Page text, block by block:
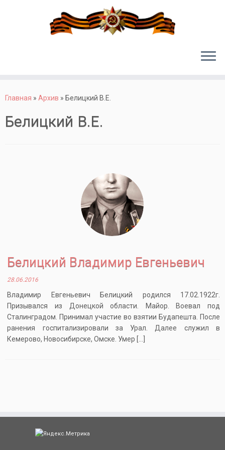
Главная » Архив » Белицкий В.Е.
Белицкий В.Е.
Белицкий Владимир Евгеньевич
28.06.2016
Владимир Евгеньевич Белицкий родился 17.02.1922г.
Призывался из Донецкой области. Майор. Воевал под
Сталинградом. Принимал участие во взятии Будапешта. После
ранения госпитализировали за Урал. Далее служил в
Кемерово, Новосибирске, Омске. Умер […]